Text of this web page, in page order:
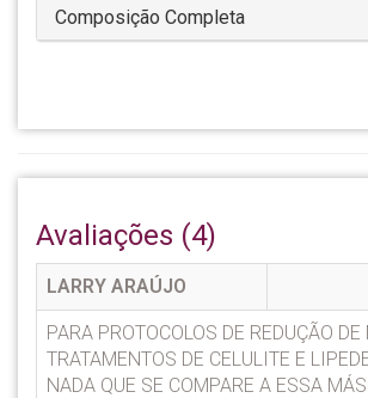
Composição Completa
Avaliações (4)
LARRY ARAÚJO
PARA PROTOCOLOS DE REDUÇÃO
TRATAMENTOS DE CELULITE E
NADA QUE SE COMPARE A ESSA